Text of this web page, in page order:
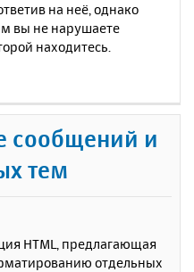
на неё, однако
вы не нарушаете
находитесь.
сообщений и
тем
HTML, предлагающая
отдельных